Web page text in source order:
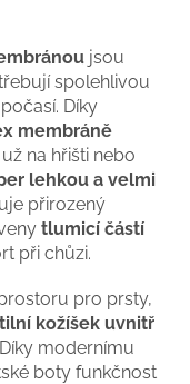
jsou
spolehlivou
Díky
membráně
na hřišti nebo
lehkou a velmi
přirozený
tlumicí částí
při chůzi.
pro prsty,
kožíšek uvnitř
modernímu
boty funkčnost